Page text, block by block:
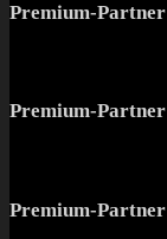
Premium-Partner
Premium-Partner
Premium-Partner